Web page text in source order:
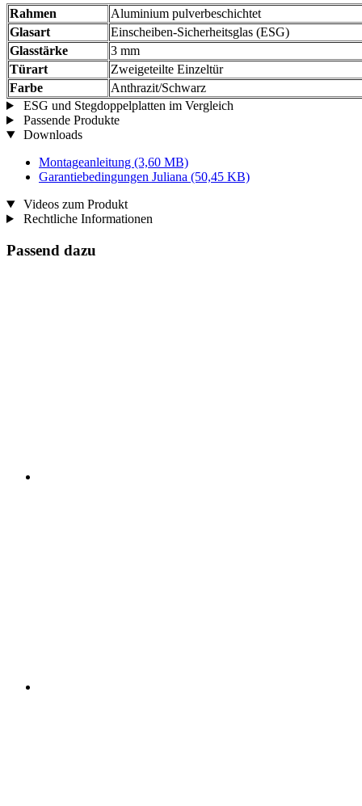
Rahmen
Aluminium pulverbeschichtet
Glasart
Einscheiben-Sicherheitsglas (ESG)
Glasstärke
3 mm
Türart
Zweigeteilte Einzeltür
Farbe
Anthrazit/Schwarz
ESG und Stegdoppelplatten im Vergleich
Passende Produkte
Downloads
Montageanleitung (3,60 MB)
Garantiebedingungen Juliana (50,45 KB)
Videos zum Produkt
Rechtliche Informationen
Passend dazu